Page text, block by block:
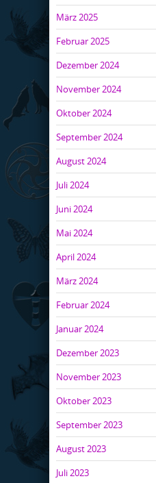
März 2025
Februar 2025
Dezember 2024
November 2024
Oktober 2024
September 2024
August 2024
Juli 2024
Juni 2024
Mai 2024
April 2024
März 2024
Februar 2024
Januar 2024
Dezember 2023
November 2023
Oktober 2023
September 2023
August 2023
Juli 2023